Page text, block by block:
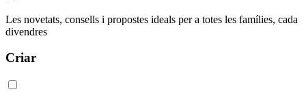
Les novetats, consells i propostes ideals per a totes les famílies, cada
divendres
Criar